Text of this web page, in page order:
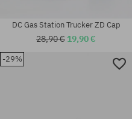
DC Gas Station Trucker ZD Cap
28,90 € 19,90 €
-29%